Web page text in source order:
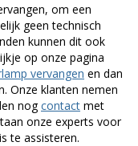
om een
geen technisch
kunnen dit ook
op onze pagina
vervangen en dan
Onze klanten nemen
nogcontact met
onze experts voor
te assisteren.